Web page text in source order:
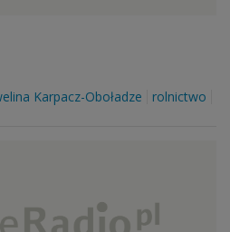
Karpacz-Oboładze
rolnictwo